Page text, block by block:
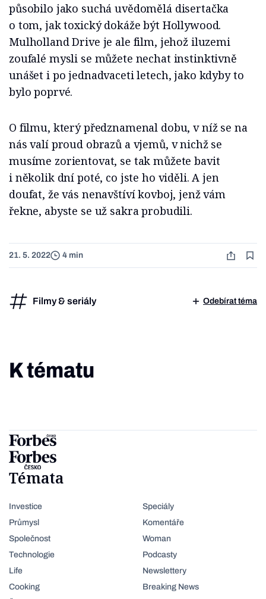
působilo jako suchá uvědomělá disertačka
o tom, jak toxický dokáže být Hollywood.
Mulholland Drive je ale film, jehož iluzemi
zoufalé mysli se můžete nechat instinktivně
unášet i po jednadvaceti letech, jako kdyby to
bylo poprvé.
O filmu, který předznamenal dobu, v níž se na
nás valí proud obrazů a vjemů, v nichž se
musíme zorientovat, se tak můžete bavit
i několik dní poté, co jste ho viděli. A jen
doufat, že vás nenavštíví kovboj, jenž vám
řekne, abyste se už sakra probudili.
21. 5. 2022 4 min
Filmy & seriály Odebírat téma
K tématu
Témata
Investice
Průmysl
Společnost
Technologie
Life
Cooking
Speciály
Komentáře
Woman
Podcasty
Newslettery
Breaking News